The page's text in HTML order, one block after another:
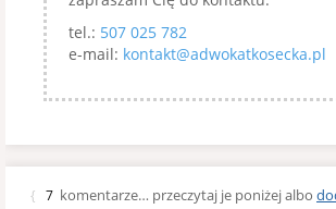
tel.: 507 025 782
e-mail: kontakt@adwokatkosecka.pl
{ 7 komentarze… przeczytaj je poniżej albo